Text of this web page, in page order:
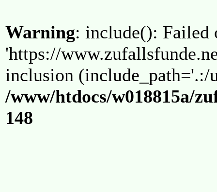
Warning: include(): Failed
'https://
inclusion (include_path='.:/
/www/htdocs/w018815a/
148